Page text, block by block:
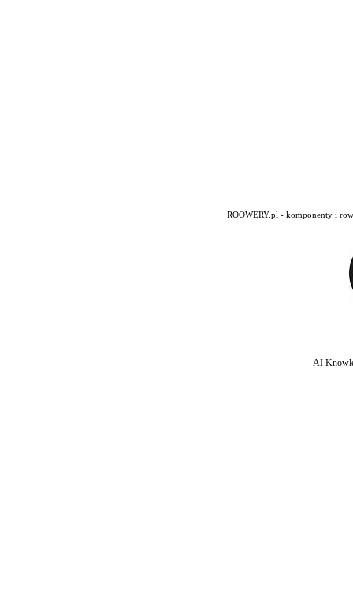
ROOWERY.pl - komponenty i
AI